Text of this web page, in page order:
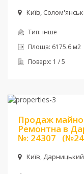
Київ,
Тип: інше
Площа: 6175.6 м2
Поверх: 1 / 5
Продаж
Ремонтна в
№: 24307
Київ,